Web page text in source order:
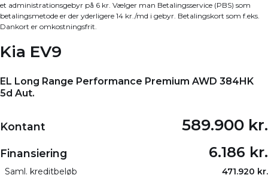
et administrationsgebyr på 6 kr. Vælger man Betalingsservice (PBS) som
betalingsmetode er der yderligere 14 kr./md i gebyr. Betalingskort som f.eks.
Dankort er omkostningsfrit.
Kia EV9
EL Long Range Performance Premium AWD 384HK
5d Aut.
Kontant 589.900 kr.
Finansiering 6.186 kr.
Saml. kreditbeløb
471.920 kr.